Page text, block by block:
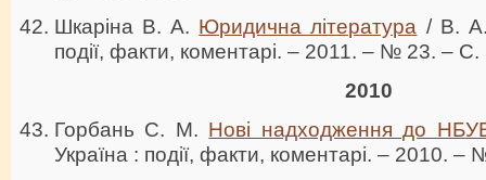
Шкаріна В. А. Юридична література / В. А.
події, факти, коментарі. – 2011. – № 23. –
2010
Горбань С. М. Нові надходження до
Україна : події, факти, коментарі. – 2010.